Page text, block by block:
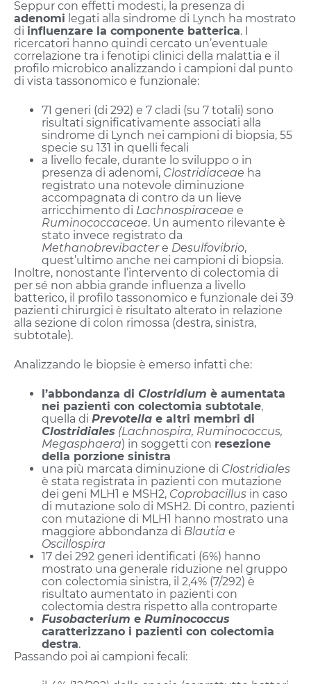
Seppur con effetti modesti, la presenza di
adenomi legati alla sindrome di Lynch ha mostrato
di influenzare la componente batterica. I
ricercatori hanno quindi cercato un’eventuale
correlazione tra i fenotipi clinici della malattia e il
profilo microbico analizzando i campioni dal punto
di vista tassonomico e funzionale:
71 generi (di 292) e 7 cladi (su 7 totali) sono
risultati significativamente associati alla
sindrome di Lynch nei campioni di biopsia, 55
specie su 131 in quelli fecali
a livello fecale, durante lo sviluppo o in
presenza di adenomi, Clostridiaceae ha
registrato una notevole diminuzione
accompagnata di contro da un lieve
arricchimento di Lachnospiraceae e
Ruminococcaceae. Un aumento rilevante è
stato invece registrato da
Methanobrevibactere Desulfovibrio,
quest’ultimo anche nei campioni di biopsia.
Inoltre, nonostante l’intervento di colectomia di
per sé non abbia grande influenza a livello
batterico, il profilo tassonomico e funzionale dei 39
pazienti chirurgici è risultato alterato in relazione
alla sezione di colon rimossa (destra, sinistra,
subtotale).
Analizzando le biopsie è emerso infatti che:
l’abbondanza di Clostridium è aumentata
nei pazienti con colectomia subtotale,
quella di Prevotella e altri membri di
Clostridiales (Lachnospira, Ruminococcus,
Megasphaera) in soggetti con resezione
della porzione sinistra
una più marcata diminuzione di Clostridiales
è stata registrata in pazienti con mutazione
dei geni MLH1 e MSH2, Coprobacillus in caso
di mutazione solo di MSH2. Di contro, pazienti
con mutazione di MLH1 hanno mostrato una
maggiore abbondanza di Blautia e
Oscillospira
17 dei 292 generi identificati (6%) hanno
mostrato una generale riduzione nel gruppo
con colectomia sinistra, il 2,4% (7/292) è
risultato aumentato in pazienti con
colectomia destra rispetto alla controparte
Fusobacterium e Ruminococcus
caratterizzano i pazienti con colectomia
destra.
Passando poi ai campioni fecali: